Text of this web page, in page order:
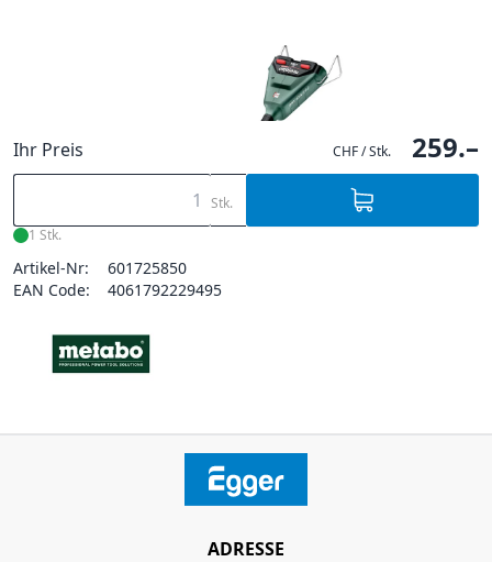
Ihr Preis CHF / Stk. 259.–
Stk.
1 Stk.
Artikel-Nr:
601725850
EAN Code:
4061792229495
ADRESSE